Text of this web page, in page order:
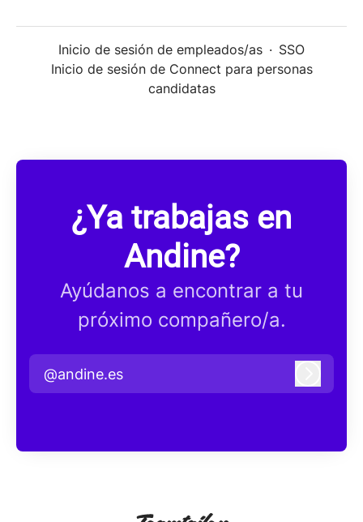
Inicio de sesión de empleados/as · SSO
Inicio de sesión de Connect para personas
candidatas
¿Ya trabajas en
Andine?
Ayúdanos a encontrar a tu
próximo compañero/a.
@andine.es